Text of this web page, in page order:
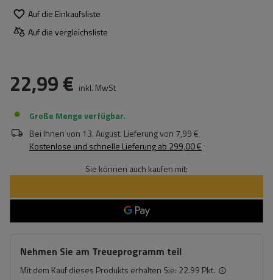
Auf die Einkaufsliste
Auf die vergleichsliste
22,99 € inkl. MwSt
Große Menge verfügbar
Bei Ihnen von 13. August. Lieferung von 7,99 €
Kostenlose und schnelle Lieferungab 299,00 €
Sie können auch kaufen mit:
Nehmen Sie am Treueprogramm teil
Mit dem Kauf dieses Produkts erhalten Sie: 22.99 Pkt.